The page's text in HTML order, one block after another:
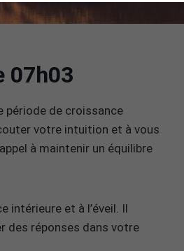
07h03
période de croissance
votre intuition et à vous
à maintenir un équilibre
intérieure et à l’éveil. Il
des réponses dans votre